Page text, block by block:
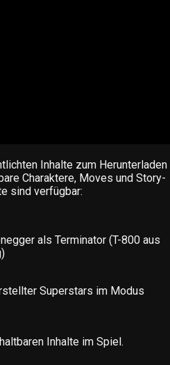
Inhalte zum Herunterladen
Charaktere, Moves und Story-
sind verfügbar:
als Terminator (T-800 aus
Superstars im Modus
Inhalte im Spiel.